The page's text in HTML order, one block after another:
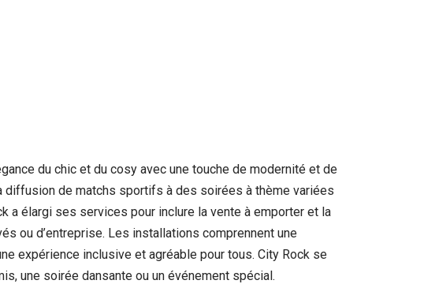
du chic et du cosy avec une touche de modernité et de
diffusion de matchs sportifs à des soirées à thème variées
a élargi ses services pour inclure la vente à emporter et la
ou d’entreprise. Les installations comprennent une
expérience inclusive et agréable pour tous. City Rock se
une soirée dansante ou un événement spécial.